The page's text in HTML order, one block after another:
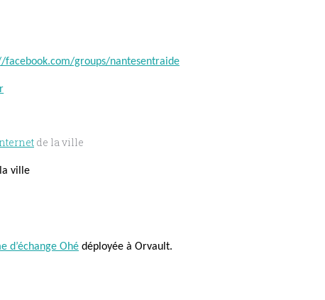
facebook.com/groups/nantesentraide
de la ville
ville
d’échange Ohé déployée à Orvault.